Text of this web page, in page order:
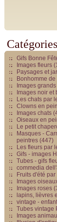
Catégories
Gifs Bonne
Images fleurs
Paysages et
Bonhomme
Images
Images noir et
Les chats par
Clowns en
Images chats
Oiseaux en
Le petit
Masques -
peintres (447)
Les fleurs par
Gifs - images
Tubes - gifs
commedia
Fruits d'été
Images
Images roses
lapins, lièvres
vintage -
Tubes vintage
Images